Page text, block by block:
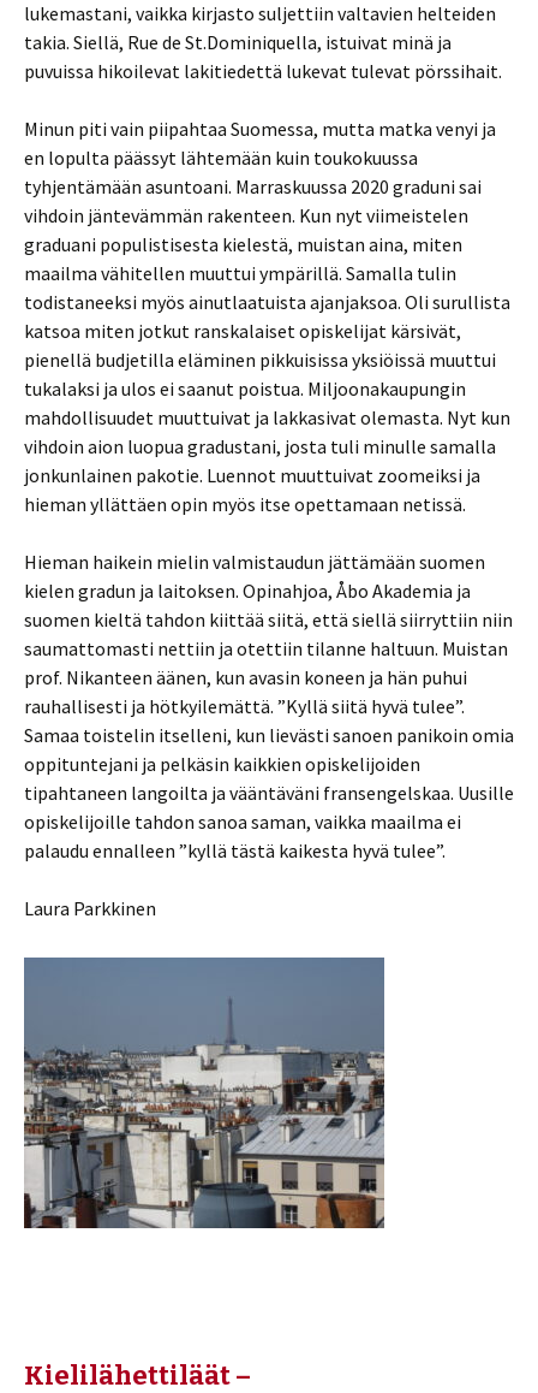
lukemastani, vaikka kirjasto suljettiin valtavien helteiden
takia. Siellä, Rue de St.Dominiquella, istuivat minä ja
puvuissa hikoilevat lakitiedettä lukevat tulevat pörssihait.
Minun piti vain piipahtaa Suomessa, mutta matka venyi ja
en lopulta päässyt lähtemään kuin toukokuussa
tyhjentämään asuntoani. Marraskuussa 2020 graduni sai
vihdoin jäntevämmän rakenteen. Kun nyt viimeistelen
graduani populistisesta kielestä, muistan aina, miten
maailma vähitellen muuttui ympärillä. Samalla tulin
todistaneeksi myös ainutlaatuista ajanjaksoa. Oli surullista
katsoa miten jotkut ranskalaiset opiskelijat kärsivät,
pienellä budjetilla eläminen pikkuisissa yksiöissä muuttui
tukalaksi ja ulos ei saanut poistua. Miljoonakaupungin
mahdollisuudet muuttuivat ja lakkasivat olemasta. Nyt kun
vihdoin aion luopua gradustani, josta tuli minulle samalla
jonkunlainen pakotie. Luennot muuttuivat zoomeiksi ja
hieman yllättäen opin myös itse opettamaan netissä.
Hieman haikein mielin valmistaudun jättämään suomen
kielen gradun ja laitoksen. Opinahjoa, Åbo Akademia ja
suomen kieltä tahdon kiittää siitä, että siellä siirryttiin niin
saumattomasti nettiin ja otettiin tilanne haltuun. Muistan
prof. Nikanteen äänen, kun avasin koneen ja hän puhui
rauhallisesti ja hötkyilemättä. ”Kyllä siitä hyvä tulee”.
Samaa toistelin itselleni, kun lievästi sanoen panikoin omia
oppituntejani ja pelkäsin kaikkien opiskelijoiden
tipahtaneen langoilta ja vääntäväni fransengelskaa. Uusille
opiskelijoille tahdon sanoa saman, vaikka maailma ei
palaudu ennalleen ”kyllä tästä kaikesta hyvä tulee”.
Laura Parkkinen
Kielilähettiläät –